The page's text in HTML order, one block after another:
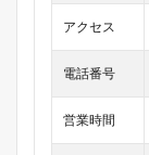
アクセス
電話番号
営業時間